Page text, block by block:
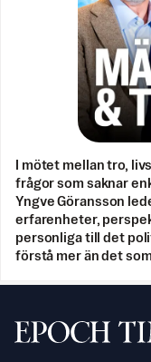
I mötet mellan tro,
frågor som saknar
Yngve Göransson
erfarenheter,
personliga till det
förstå mer än det
Svenska Epoch